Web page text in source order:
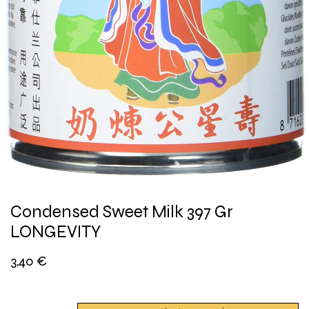
Condensed Sweet Milk 397 Gr
LONGEVITY
3,40 €